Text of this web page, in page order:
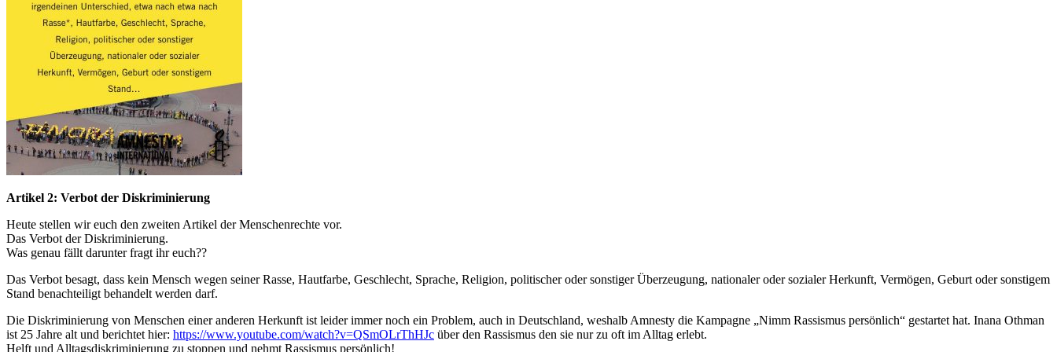
Artikel 2: Verbot der Diskriminierung
Heute stellen wir euch den zweiten Artikel der Menschenrechte vor.
Das Verbot der Diskriminierung.
Was genau fällt darunter fragt ihr euch??
Das Verbot besagt, dass kein Mensch wegen seiner Rasse, Hautfarbe, Geschlecht, Sprache, Religion, politischer oder sonstiger Überzeugung, nationaler oder sozialer Herkunft, Vermögen, Geburt oder sonstigem
Stand benachteiligt behandelt werden darf.
Die Diskriminierung von Menschen einer anderen Herkunft ist leider immer noch ein Problem, auch in Deutschland, weshalb Amnesty die Kampagne „Nimm Rassismus persönlich“ gestartet hat. Inana Othman
ist 25 Jahre alt und berichtet hier: https://www.youtube.com/watch?v=QSmOLrThHJc über den Rassismus den sie nur zu oft im Alltag erlebt.
Helft und Alltagsdiskriminierung zu stoppen und nehmt Rassismus persönlich!